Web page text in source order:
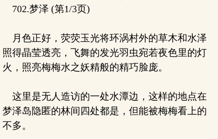
702.梦泽 (第1/3页)
月色正好，荧荧玉光将环涡村外的草木和水泽
照得晶莹透亮，飞舞的发光羽虫宛若夜色里的灯
火，照亮梅梅水之妖精般的精巧脸庞。
这里是无人造访的一处水潭边，这样的地点在
梦泽岛隐匿的林间四处都是，但能被梅梅看上的
不多。